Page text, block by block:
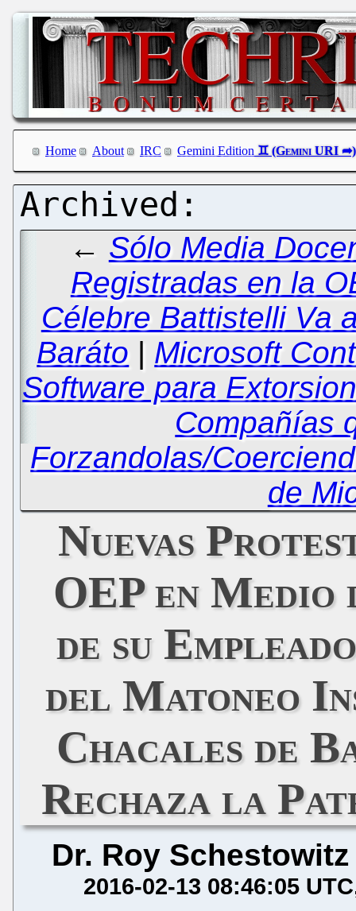
Home About IRC Gemini Edition
← Sólo Media
Registradas en la
Célebre Battistelli Va
Baráto | Microsoft
Software para
Compañías
Forzandolas/
de
Nuevas
OEP en Medio
de su
del Matoneo
Chacales de
Rechaza la
Dr. Roy Schestowitz
2016-02-13 08:46:05 UTC